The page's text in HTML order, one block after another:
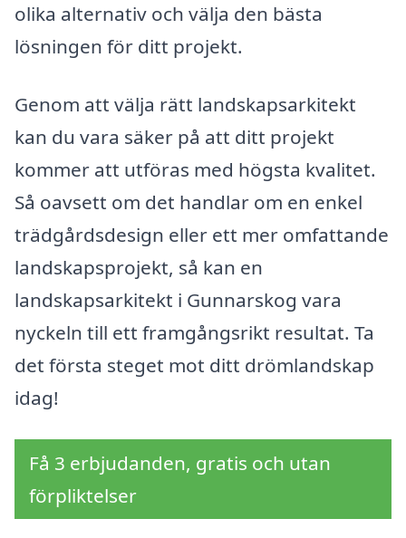
olika alternativ och välja den bästa
lösningen för ditt projekt.
Genom att välja rätt landskapsarkitekt
kan du vara säker på att ditt projekt
kommer att utföras med högsta kvalitet.
Så oavsett om det handlar om en enkel
trädgårdsdesign eller ett mer omfattande
landskapsprojekt, så kan en
landskapsarkitekt i Gunnarskog vara
nyckeln till ett framgångsrikt resultat. Ta
det första steget mot ditt drömlandskap
idag!
Få 3 erbjudanden, gratis och utan
förpliktelser